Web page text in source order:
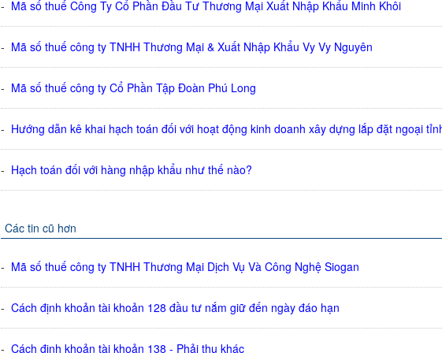
- Mã số thuế Công Ty Cổ Phần Đầu Tư Thương Mại Xuất Nhập Khẩu Minh Khôi
- Mã số thuế công ty TNHH Thương Mại & Xuất Nhập Khẩu Vy Vy Nguyên
- Mã số thuế công ty Cổ Phần Tập Đoàn Phú Long
- Hướng dẫn kê khai hạch toán đối với hoạt động kinh doanh xây dựng lắp đặt ngoại
- Hạch toán đối với hàng nhập khẩu như thế nào?
Các tin cũ hơn
- Mã số thuế công ty TNHH Thương Mại Dịch Vụ Và Công Nghệ Siogan
- Cách định khoản tài khoản 128 đầu tư nắm giữ đến ngày đáo hạn
- Cách định khoản tài khoản 138 - Phải thu khác